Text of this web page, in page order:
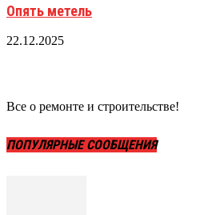
Опять метель
22.12.2025
Все о ремонте и строительстве!
ПОПУЛЯРНЫЕ СООБЩЕНИЯ